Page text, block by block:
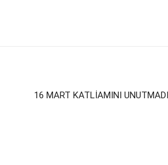
16 MART KATLİAMINI